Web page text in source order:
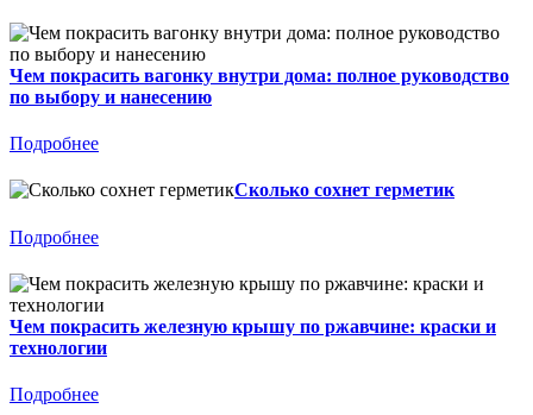
Чем покрасить вагонку внутри дома: полное руководство
по выбору и нанесению
Подробнее
Сколько сохнет герметик
Подробнее
Чем покрасить железную крышу по ржавчине: краски и
технологии
Подробнее